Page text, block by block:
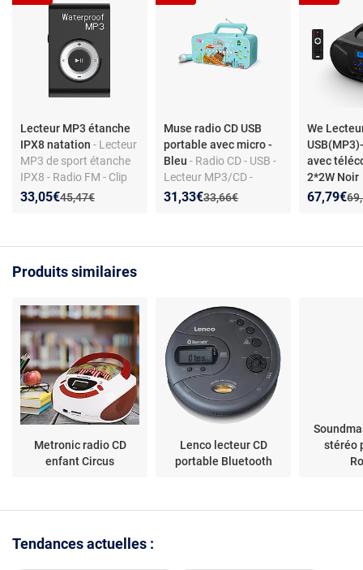
Lecteur MP3 étanche
IPX8 natation - Lecteur
MP3 de sport étanche
IPX8 - Radio FM - Clip
de fixation - Stéréo -
Ancien prix :
45,47€
Nouveau prix :
33,05€
Réduction de :
Muse radio CD USB
portable avec micro -
Bleu- Radio CD - USB -
Lecteur MP3/CD -
FM/MW - Entrée
Ancien prix :
33,66€
Nouveau prix :
31,33€
Réduction de :
We
avec
2*2W Noir
Nouveau
67,79€
Produits similaires
Metronic radio CD
enfant Circus
Lenco lecteur CD
portable Bluetooth
stéréo
Tendances actuelles :